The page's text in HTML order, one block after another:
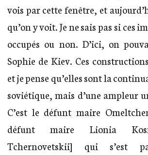
vois par cette fenêtre, et
qu’on y voit. Je ne sais pas si ces
occupés ou non. D’ici, on
Sophie de Kiev. Ces
et je pense qu’elles sont la
soviétique, mais d’une ampleur
C’est le défunt maire
défunt maire Lionia
Tchernovetskii] qui s’est